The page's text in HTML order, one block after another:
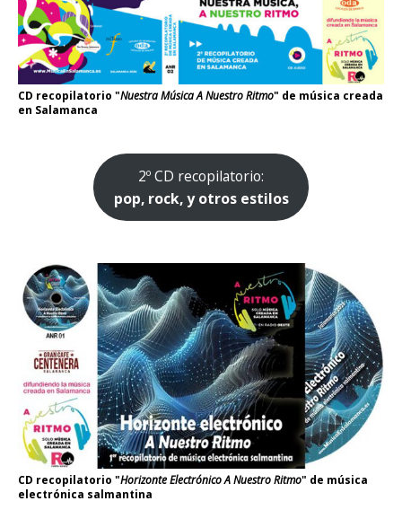
CD recopilatorio "Nuestra Música A Nuestro Ritmo" de música creada
en Salamanca
2º CD recopilatorio:
pop, rock, y otros estilos
CD recopilatorio "Horizonte Electrónico A Nuestro Ritmo" de música
electrónica salmantina